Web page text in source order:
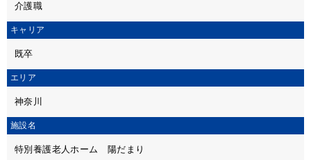
介護職
キャリア
既卒
エリア
神奈川
施設名
特別養護老人ホーム 陽だまり